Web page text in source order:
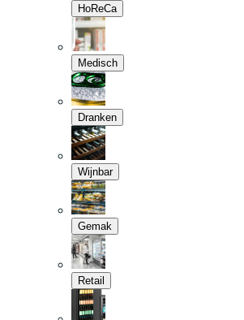
HoReCa
Medisch
Dranken
Wijnbar
Gemak
Retail